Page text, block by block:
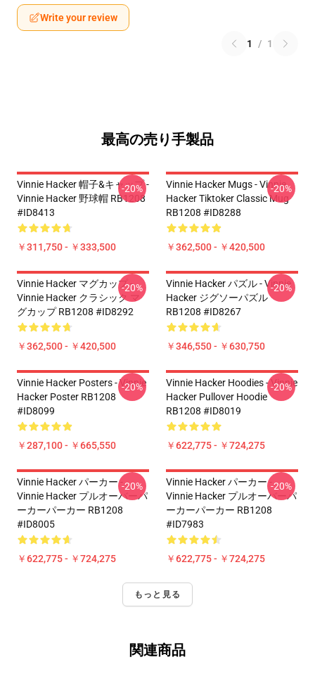
Write your review
1 / 1
最高の売り手製品
Vinnie Hacker 帽子&キャップ -
Vinnie Hacker 野球帽 RB1208
#ID8413
￥311,750 - ￥333,500
-20%
Vinnie Hacker Mugs - Vinnie
Hacker Tiktoker Classic Mug
RB1208 #ID8288
￥362,500 - ￥420,500
-20%
Vinnie Hacker マグカップ -
Vinnie Hacker クラシック マ
グカップ RB1208 #ID8292
￥362,500 - ￥420,500
-20%
Vinnie Hacker パズル - Vinnie
Hacker ジグソーパズル
RB1208 #ID8267
￥346,550 - ￥630,750
-20%
Vinnie Hacker Posters - Vinnie
Hacker Poster RB1208
#ID8099
￥287,100 - ￥665,550
-20%
Vinnie Hacker Hoodies - Vinnie
Hacker Pullover Hoodie
RB1208 #ID8019
￥622,775 - ￥724,275
-20%
Vinnie Hacker パーカー -
Vinnie Hacker プルオーバーパ
ーカーパーカー RB1208
#ID8005
￥622,775 - ￥724,275
-20%
Vinnie Hacker パーカー -
Vinnie Hacker プルオーバーパ
ーカーパーカー RB1208
#ID7983
￥622,775 - ￥724,275
-20%
もっと見る
関連商品